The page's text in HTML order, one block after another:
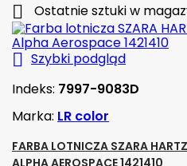
 Ostatnie sztuki w
 Szybki podgląd
Indeks: 7997-9083D
Marka: LR color
FARBA LOTNICZA SZARA
ALPHA AEROSPACE 1421410